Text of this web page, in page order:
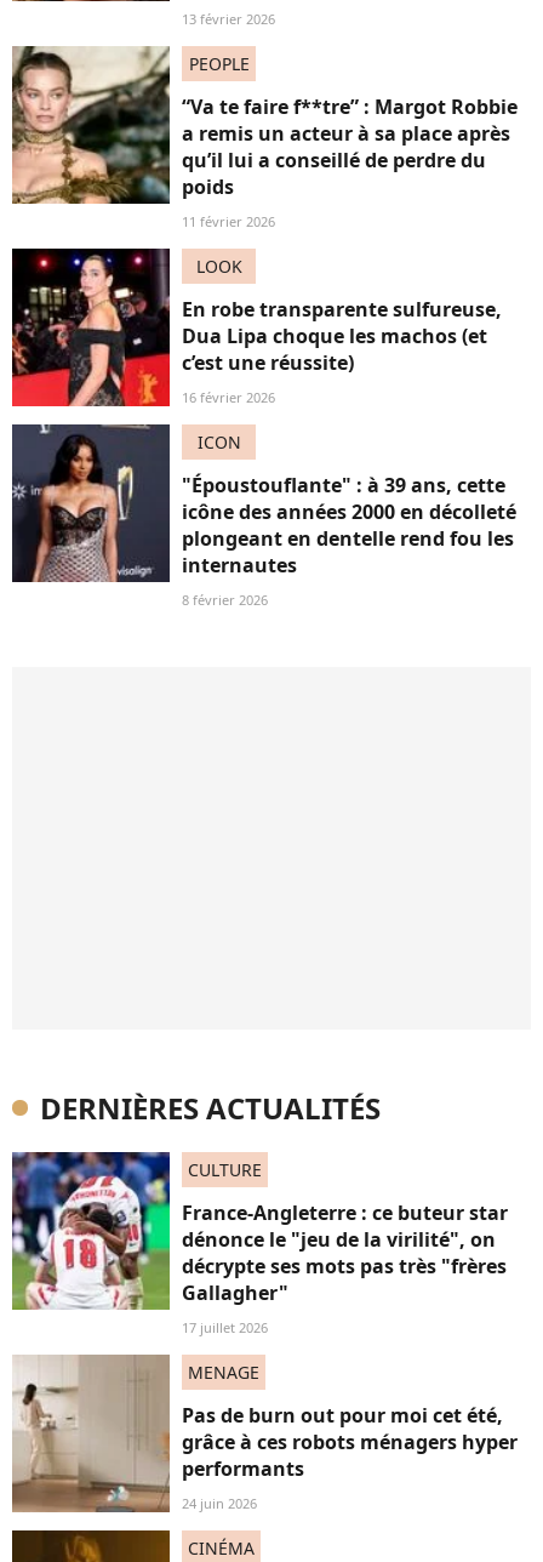
13 février 2026
PEOPLE
“Va te faire f**tre” : Margot Robbie
a remis un acteur à sa place après
qu’il lui a conseillé de perdre du
poids
11 février 2026
LOOK
En robe transparente sulfureuse,
Dua Lipa choque les machos (et
c’est une réussite)
16 février 2026
ICON
"Époustouflante" : à 39 ans, cette
icône des années 2000 en décolleté
plongeant en dentelle rend fou les
internautes
8 février 2026
DERNIÈRES ACTUALITÉS
CULTURE
France-Angleterre : ce buteur star
dénonce le "jeu de la virilité", on
décrypte ses mots pas très "frères
Gallagher"
17 juillet 2026
MENAGE
Pas de burn out pour moi cet été,
grâce à ces robots ménagers hyper
performants
24 juin 2026
CINÉMA